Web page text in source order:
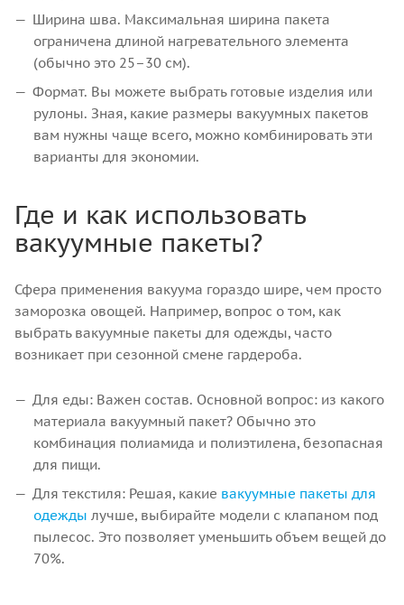
Ширина шва. Максимальная ширина пакета
ограничена длиной нагревательного элемента
(обычно это 25–30 см).
Формат. Вы можете выбрать готовые изделия или
рулоны. Зная, какие размеры вакуумных пакетов
вам нужны чаще всего, можно комбинировать эти
варианты для экономии.
Где и как использовать
вакуумные пакеты?
Сфера применения вакуума гораздо шире, чем просто
заморозка овощей. Например, вопрос о том, как
выбрать вакуумные пакеты для одежды, часто
возникает при сезонной смене гардероба.
Для еды: Важен состав. Основной вопрос: из какого
материала вакуумный пакет? Обычно это
комбинация полиамида и полиэтилена, безопасная
для пищи.
Для текстиля: Решая, какие вакуумные пакеты для
одежды лучше, выбирайте модели с клапаном под
пылесос. Это позволяет уменьшить объем вещей до
70%.